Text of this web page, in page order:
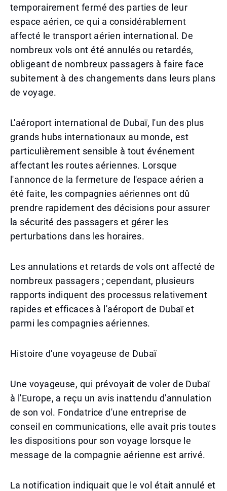
temporairement fermé des parties de leur
espace aérien, ce qui a considérablement
affecté le transport aérien international. De
nombreux vols ont été annulés ou retardés,
obligeant de nombreux passagers à faire face
subitement à des changements dans leurs plans
de voyage.
L'aéroport international de Dubaï, l'un des plus
grands hubs internationaux au monde, est
particulièrement sensible à tout événement
affectant les routes aériennes. Lorsque
l'annonce de la fermeture de l'espace aérien a
été faite, les compagnies aériennes ont dû
prendre rapidement des décisions pour assurer
la sécurité des passagers et gérer les
perturbations dans les horaires.
Les annulations et retards de vols ont affecté de
nombreux passagers ; cependant, plusieurs
rapports indiquent des processus relativement
rapides et efficaces à l'aéroport de Dubaï et
parmi les compagnies aériennes.
Histoire d'une voyageuse de Dubaï
Une voyageuse, qui prévoyait de voler de Dubaï
à l'Europe, a reçu un avis inattendu d'annulation
de son vol. Fondatrice d'une entreprise de
conseil en communications, elle avait pris toutes
les dispositions pour son voyage lorsque le
message de la compagnie aérienne est arrivé.
La notification indiquait que le vol était annulé et